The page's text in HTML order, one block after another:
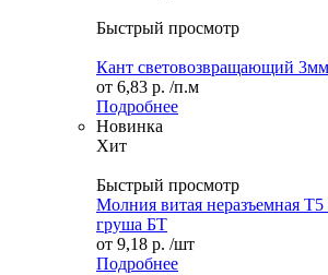
Быстрый просмотр
Кант световозвращающий 3мм
от 6,83 р. /п.м
Подробнее
Новинка
Хит
Быстрый просмотр
Молния витая неразъемная
груша БТ
от 9,18 р. /шт
Подробнее